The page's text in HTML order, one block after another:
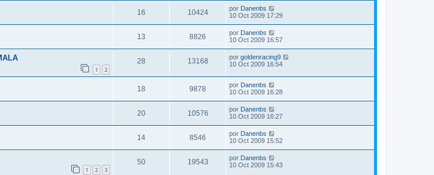
16 10424 por Danenbs
10 Oct 2009 17:29
13 8826 por Danenbs
10 Oct 2009 16:57
1 2
28 13168 por goldenracing9
10 Oct 2009 16:54
18 9878 por Danenbs
10 Oct 2009 16:28
20 10576 por Danenbs
10 Oct 2009 16:27
14 8546 por Danenbs
10 Oct 2009 15:52
1 2 3
50 19543 por Danenbs
10 Oct 2009 15:43